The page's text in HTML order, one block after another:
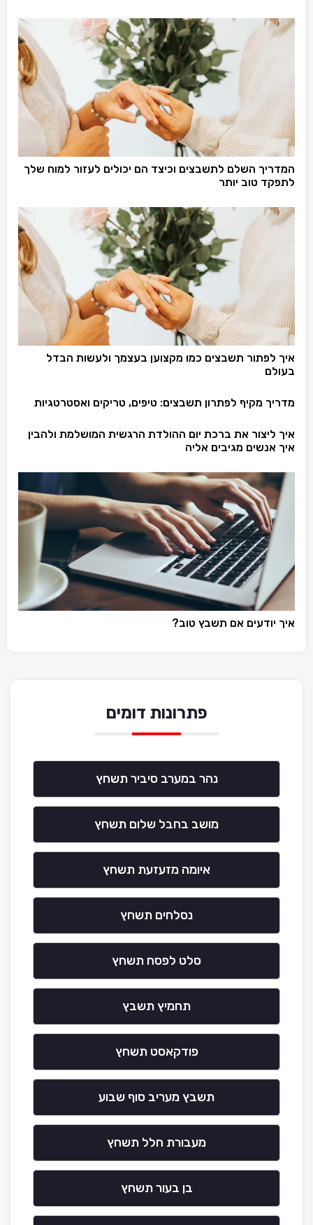
המדריך השלם לתשבצים וכיצד הם יכולים לעזור למוח שלך
לתפקד טוב יותר
איך לפתור תשבצים כמו מקצוען בעצמך ולעשות הבדל
בעולם
מדריך מקיף לפתרון תשבצים: טיפים, טריקים ואסטרטגיות
איך ליצור את ברכת יום ההולדת הרגשית המושלמת ולהבין
איך אנשים מגיבים אליה
איך יודעים אם תשבץ טוב?
פתרונות דומים
נהר במערב סיביר תשחץ
מושב בחבל שלום תשחץ
איומה מזעזעת תשחץ
נסלחים תשחץ
סלט לפסח תשחץ
תחמיץ תשבץ
פודקאסט תשחץ
תשבץ מעריב סוף שבוע
מעבורת חלל תשחץ
בן בעור תשחץ